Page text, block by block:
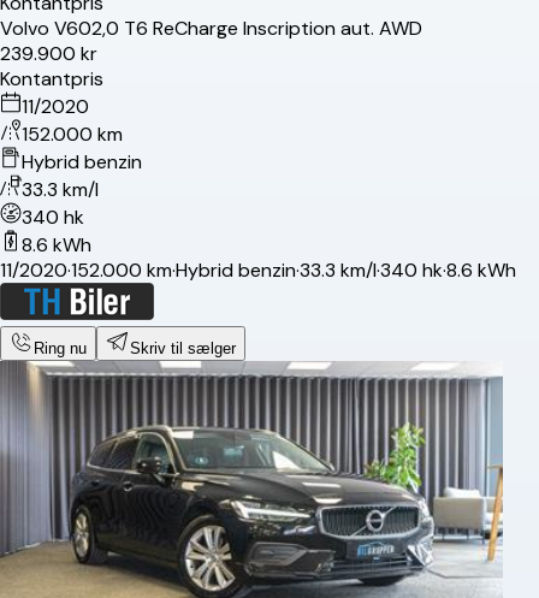
Volvo V602,0 T6 ReCharge Inscription aut. AWD
239.900 kr
Kontantpris
11/2020
152.000 km
Hybrid benzin
33.3 km/l
340 hk
8.6 kWh
11/2020·152.000 km·Hybrid benzin·33.3 km/l·340 hk·8.6 kWh
Ring nu Skriv til sælger